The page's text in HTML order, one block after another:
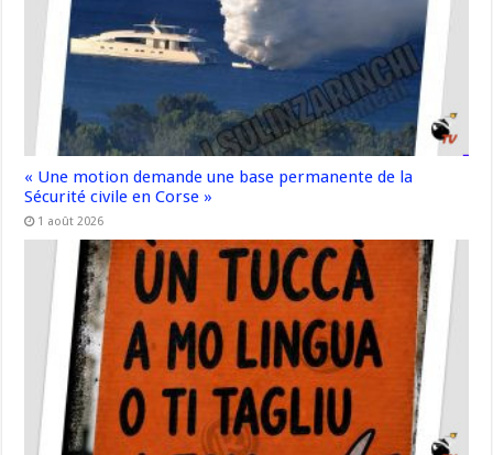
« Une motion demande une base permanente de la
Sécurité civile en Corse »
1 août 2026